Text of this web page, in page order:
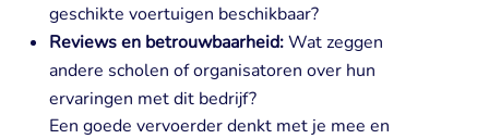
geschikte voertuigen beschikbaar?
Reviews en betrouwbaarheid:Wat zeggen
andere scholen of organisatoren over hun
ervaringen met dit bedrijf?
Een goede vervoerder denkt met je mee en